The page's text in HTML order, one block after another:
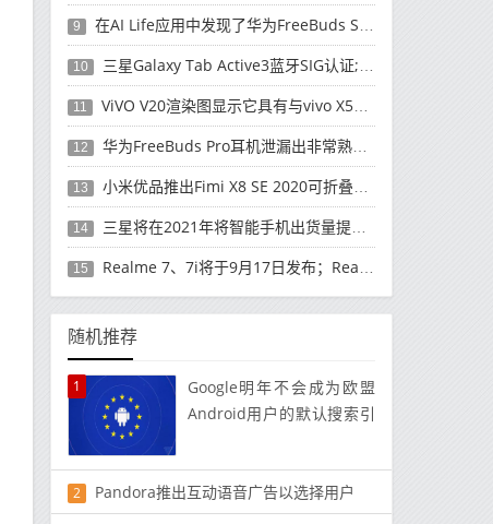
9 在AI Life应用中发现了华为FreeBuds Studio耳机
10 三星Galaxy Tab Active3蓝牙SIG认证; 发布可能快要结束了
11 ViVO V20渲染图显示它具有与vivo X50 Pro类似的后部设计
12 华为FreeBuds Pro耳机泄漏出非常熟悉的设计
13 小米优品推出Fimi X8 SE 2020可折叠无人机
14 三星将在2021年将智能手机出货量提高至3亿部
15 Realme 7、7i将于9月17日发布；Realme 7i的完整规格并导致泄漏
随机推荐
1
Google明年不会成为欧盟
Android用户的默认搜索引
2 Pandora推出互动语音广告以选择用户